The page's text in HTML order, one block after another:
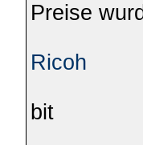
Preise
Ricoh
bit